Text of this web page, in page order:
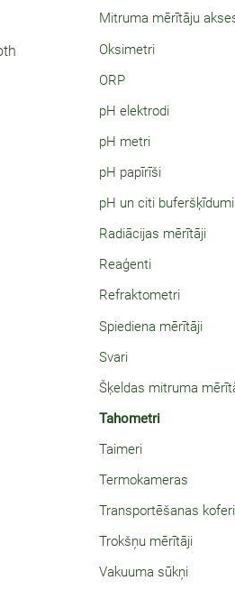
Mitruma mērītāju
Oksimetri
ORP
pH elektrodi
pH metri
pH papīrīši
pH un citi buferšķīdumi
Radiācijas mērītāji
Reaģenti
Refraktometri
Spiediena mērītāji
Svari
Šķeldas mitruma
Tahometri
Taimeri
Termokameras
Transportēšanas koferi
Trokšņu mērītāji
Vakuuma sūkņi